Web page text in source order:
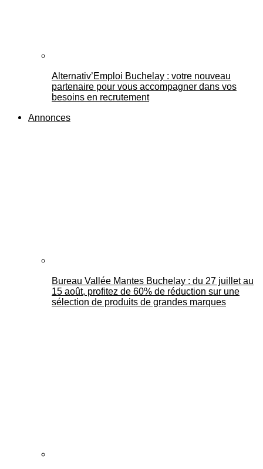
Alternativ’Emploi Buchelay : votre nouveau
partenaire pour vous accompagner dans vos
besoins en recrutement
Annonces
Bureau Vallée Mantes Buchelay : du 27 juillet au
15 août, profitez de 60% de réduction sur une
sélection de produits de grandes marques